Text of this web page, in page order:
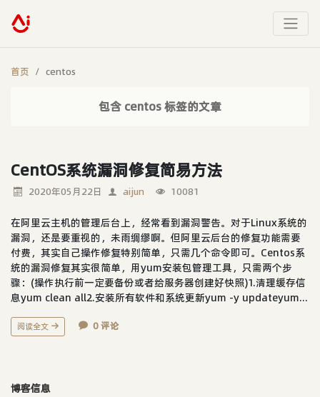
首页 centos
包含 centos 标签的文章
CentOS系统漏洞修复简易方法
2020年05月22日 aijun 10081
在阿里云主机的管理后台上，经常看到漏洞警告。对于Linux系统的
漏洞，还是要重视的，未雨绸缪啊。但阿里云后台的修复功能需要
付费，其实自己操作修复特别简单，只需几个命令即可。Centos系
统的漏洞修复其实很简单，用yum安装包管理工具，只需两个步
骤：(操作执行前一定要备份或者给服务器创建好快照)1.清理缓存信
息yum clean all2.安装所有软件和系统更新yum -y updateyum...
阅读全文 0 评论
博客信息